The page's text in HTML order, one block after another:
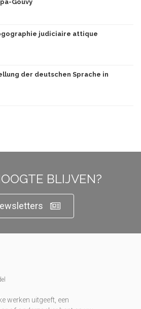
Gouvy
judiciaire attique
der deutschen Sprache in
BLIJVEN?
werken uitgeeft, een